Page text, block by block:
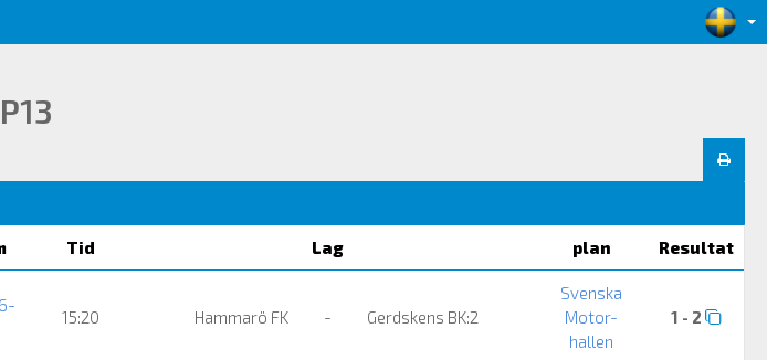
Tid Lag plan Resultat
15:20 Hammarö FK - Gerdskens BK:2
Svenska
Motor-
hallen
1 - 2